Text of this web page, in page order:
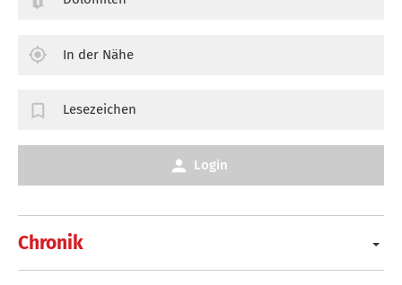
Chronik
In der Nähe
Lesezeichen
Login